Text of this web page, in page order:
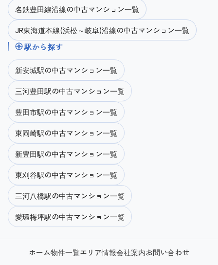
名鉄豊田線沿線の中古マンション一覧
JR東海道本線(浜松～岐阜)沿線の中古マンション一覧
駅から探す
新安城駅の中古マンション一覧
三河豊田駅の中古マンション一覧
豊田市駅の中古マンション一覧
東岡崎駅の中古マンション一覧
新豊田駅の中古マンション一覧
東刈谷駅の中古マンション一覧
三河八橋駅の中古マンション一覧
愛環梅坪駅の中古マンション一覧
ホーム物件一覧エリア情報会社案内お問い合わせ